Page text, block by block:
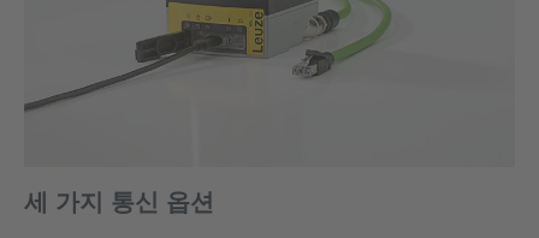
세 가지 통신 옵션